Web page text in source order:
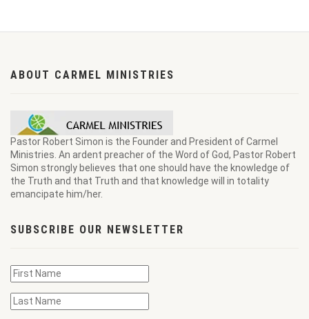
ABOUT CARMEL MINISTRIES
Pastor Robert Simon is the Founder and President of Carmel
Ministries. An ardent preacher of the Word of God, Pastor Robert
Simon strongly believes that one should have the knowledge of
the Truth and that Truth and that knowledge will in totality
emancipate him/her.
SUBSCRIBE OUR NEWSLETTER